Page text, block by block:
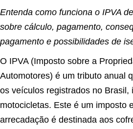
Entenda como funciona o IPVA
sobre cálculo, pagamento,
pagamento e possibilidades de
O IPVA (Imposto sobre a
Automotores) é um tributo anual
os veículos registrados no Brasil,
motocicletas. Este é um imposto
arrecadação é destinada aos